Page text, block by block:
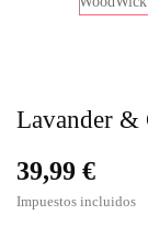
Lavander &
39,99 €
Impuestos incluidos